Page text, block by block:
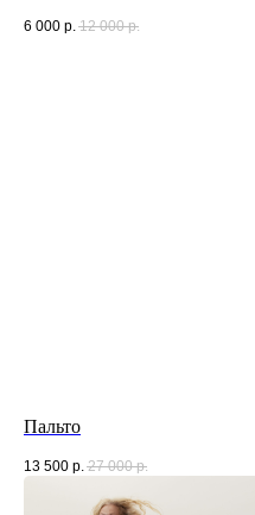
6 000 р. 12 000 р.
Пальто
13 500 р. 27 000 р.